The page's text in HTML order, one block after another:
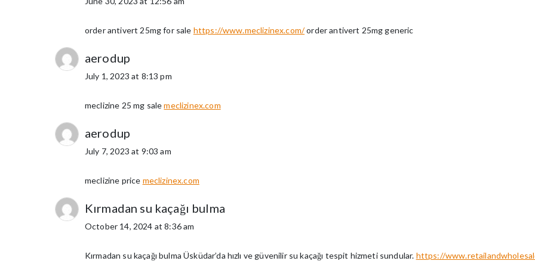
order antivert 25mg for sale https://www.meclizinex.com/order antivert 25mg generic
aerodup
July 1, 2023 at 8:13 pm
meclizine 25 mg salemeclizinex.com
aerodup
July 7, 2023 at 9:03 am
meclizine price meclizinex.com
Kırmadan su kaçağı bulma
October 14, 2024 at 8:36 am
Kırmadan su kaçağı bulma Üsküdar’da hızlı ve güvenilir su kaçağı tespit hizmeti sundular. https://